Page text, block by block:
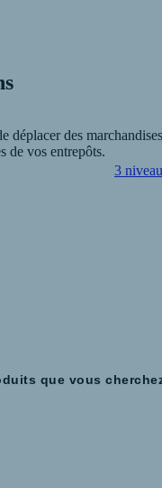
déplacer des
de vos entrepôts.
choisir les chariots
3
que vous